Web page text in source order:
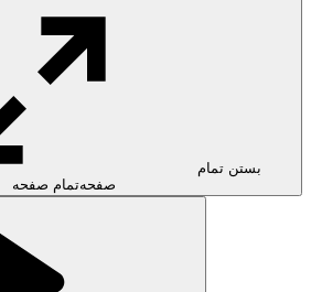
بستن تمام
صفحهتمام صفحه